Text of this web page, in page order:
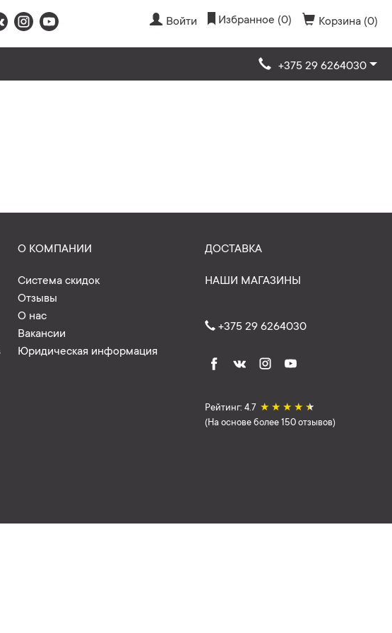
Войти Избранное (0) Корзина (0)
+375 29 6264030
О КОМПАНИИ
Система скидок
Отзывы
О нас
Вакансии
Юридическая информация
ДОСТАВКА
НАШИ МАГАЗИНЫ
+375 29 6264030
Рейтинг: 4.7 ★ ★ ★ ★ ★
(На основе более 150 отзывов)